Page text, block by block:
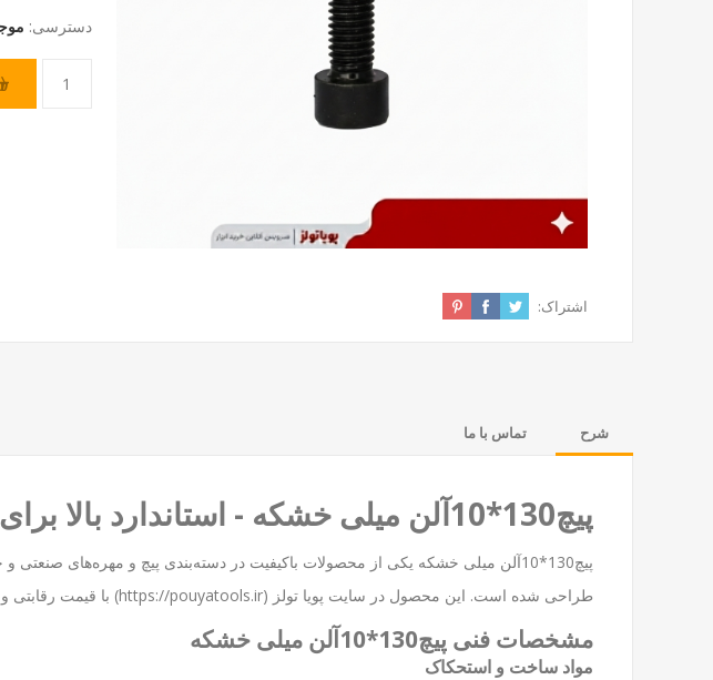
دسترسی:
اشتراک:
شرح تماس با ما
پیچ130*10آلن میلی خشکه - استاندارد بالا برای کاربردهای صنعتی و خودرویی
پیچ130*10آلن میلی خشکه یکی از محصولات باکیفیت در دسته‌بندی پیچ و مهره‌های
طراحی شده است. این محصول در سایت پویا تولز (https://pouyatools.ir) با قیمت رقابتی و گارانتی اصالت کالا عرضه می‌شود.
مشخصات فنی پیچ130*10آلن میلی خشکه
مواد ساخت و استحکاک